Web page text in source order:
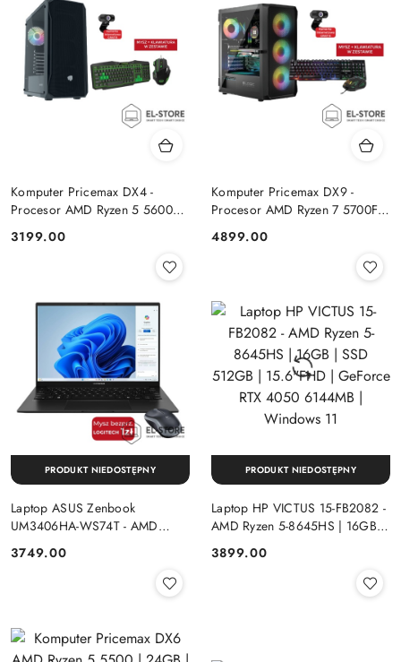
Komputer Pricemax DX4 -
Procesor AMD Ryzen 5 5600G
512GB Win 11 PRO
Cena:
3199.00
Komputer Pricemax DX9 -
Procesor AMD Ryzen 7 5700F |
GeForce RTX 5050 8GB | Win
Cena:
4899.00
Laptop ASUS Zenbook
UM3406HA-WS74T - AMD
512GB | 14" OLED (1920x1200)
Cena:
3749.00
PRODUKT NIEDOSTĘPNY
Laptop HP VICTUS 15-FB2082 -
AMD Ryzen 5-8645HS | 16GB |
GeForce RTX 4050 6144MB |
Cena:
3899.00
PRODUKT NIEDOSTĘPNY